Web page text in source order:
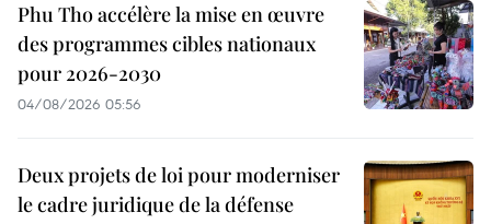
Phu Tho accélère la mise en œuvre
des programmes cibles nationaux
pour 2026-2030
04/08/2026 05:56
Deux projets de loi pour moderniser
le cadre juridique de la défense